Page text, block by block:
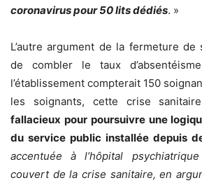
coronavirus pour 50 lits dédiés. »
L’autre argument de la fermeture
de combler le taux
l’établissement compterait 150
les soignants, cette crise
fallacieux pour poursuivre une
du service public installée depuis
accentuée à l’hôpital
couvert de la crise sanitaire, en